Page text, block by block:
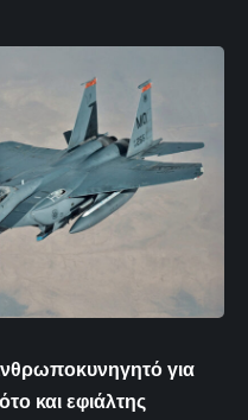
για
και εφιάλτης